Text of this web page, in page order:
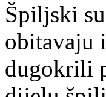
Špiljski
obitavaju
dugokrili